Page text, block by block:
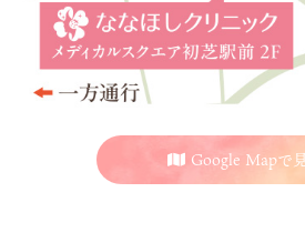
Google Mapで